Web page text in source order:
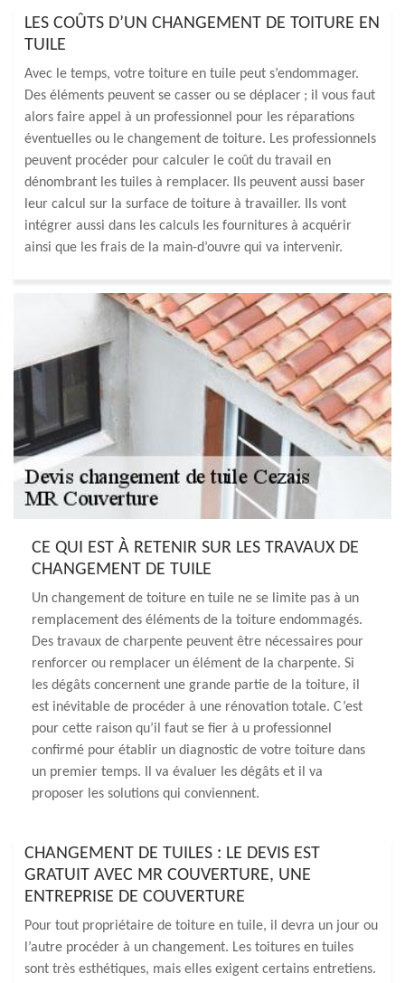
LES COÛTS D’UN CHANGEMENT DE TOITURE EN
TUILE
Avec le temps, votre toiture en tuile peut s’endommager.
Des éléments peuvent se casser ou se déplacer ; il vous faut
alors faire appel à un professionnel pour les réparations
éventuelles ou le changement de toiture. Les professionnels
peuvent procéder pour calculer le coût du travail en
dénombrant les tuiles à remplacer. Ils peuvent aussi baser
leur calcul sur la surface de toiture à travailler. Ils vont
intégrer aussi dans les calculs les fournitures à acquérir
ainsi que les frais de la main-d’ouvre qui va intervenir.
CE QUI EST À RETENIR SUR LES TRAVAUX DE
CHANGEMENT DE TUILE
Un changement de toiture en tuile ne se limite pas à un
remplacement des éléments de la toiture endommagés.
Des travaux de charpente peuvent être nécessaires pour
renforcer ou remplacer un élément de la charpente. Si
les dégâts concernent une grande partie de la toiture, il
est inévitable de procéder à une rénovation totale. C’est
pour cette raison qu’il faut se fier à u professionnel
confirmé pour établir un diagnostic de votre toiture dans
un premier temps. Il va évaluer les dégâts et il va
proposer les solutions qui conviennent.
CHANGEMENT DE TUILES : LE DEVIS EST
GRATUIT AVEC MR COUVERTURE, UNE
ENTREPRISE DE COUVERTURE
Pour tout propriétaire de toiture en tuile, il devra un jour ou
l’autre procéder à un changement. Les toitures en tuiles
sont très esthétiques, mais elles exigent certains entretiens.